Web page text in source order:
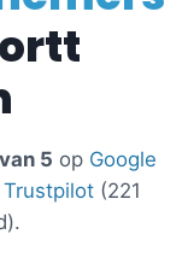
5 op Google
Trustpilot(221